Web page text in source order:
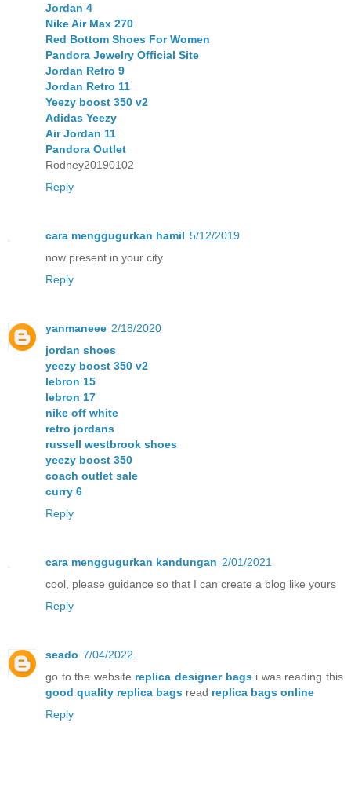
Jordan 4
Nike Air Max 270
Red Bottom Shoes For Women
Pandora Jewelry Official Site
Jordan Retro 9
Jordan Retro 11
Yeezy boost 350 v2
Adidas Yeezy
Air Jordan 11
Pandora Outlet
Rodney20190102
Reply
cara menggugurkan hamil 5/12/2019
now present in your city
Reply
yanmaneee 2/18/2020
jordan shoes
yeezy boost 350 v2
lebron 15
lebron 17
nike off white
retro jordans
russell westbrook shoes
yeezy boost 350
coach outlet sale
curry 6
Reply
cara menggugurkan kandungan 2/01/2021
cool, please guidance so that I can create a blog like yours
Reply
seado 7/04/2022
go to the website replica designer bagsi was reading this
good quality replica bags read replica bags online
Reply